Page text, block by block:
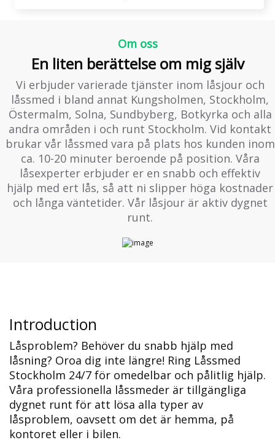
Om oss
En liten berättelse om mig själv
Vi erbjuder varierade tjänster inom låsjour och
låssmed i bland annat Kungsholmen, Stockholm,
Östermalm, Solna, Sundbyberg, Botkyrka och alla
andra områden i och runt Stockholm. Vid kontakt
brukar vår låssmed vara på plats hos kunden inom
ca. 10-20 minuter beroende på position. Våra
låsexperter erbjuder er en snabb och effektiv
hjälp med ert lås, så att ni slipper höga kostnader
och långa väntetider. Vår låsjour är aktiv dygnet
runt.
Introduction
Låsproblem? Behöver du snabb hjälp med
låsning?​ Oroa dig inte längre!​ Ring Låssmed
Stockholm 24/7 för omedelbar och pålitlig hjälp.​
Våra professionella låssmeder är tillgängliga
dygnet runt för att lösa alla typer av
låsproblem, oavsett om det är hemma, på
kontoret eller i bilen.​